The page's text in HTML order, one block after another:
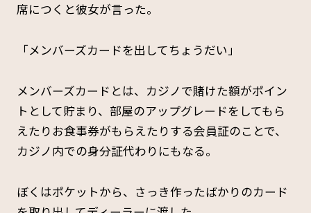
席につくと彼女が言った。
「メンバーズカードを出してちょうだい」
メンバーズカードとは、カジノで賭けた額がポイン
トとして貯まり、部屋のアップグレードをしてもら
えたりお食事券がもらえたりする会員証のことで、
カジノ内での身分証代わりにもなる。
ぼくはポケットから、さっき作ったばかりのカード